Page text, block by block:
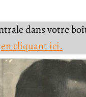
dans votre
en cliquant ici.